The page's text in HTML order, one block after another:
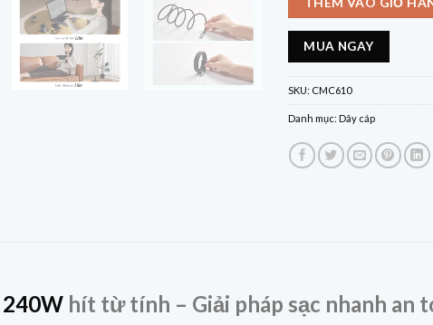
MUA NGAY
SKU: CMC610
Danh mục: Dây cáp
hít từ tính – Giải pháp sạc nhanh an